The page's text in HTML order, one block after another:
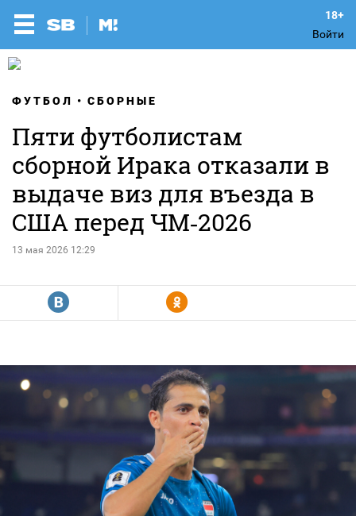
Войти
ФУТБОЛ СБОРНЫЕ
Пяти футболистам
сборной Ирака отказали в
выдаче виз для въезда в
США перед ЧМ‑2026
13 мая 2026 12:29
R Y